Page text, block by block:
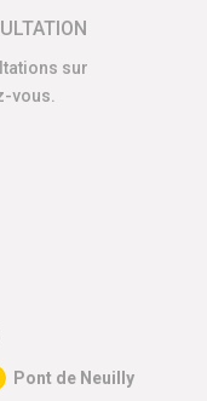
sur
vous.
Pont de Neuilly